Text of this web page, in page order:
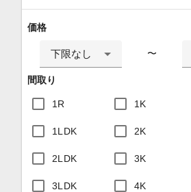
価格
下限なし 〜
間取り
1R 1K
1LDK 2K
2LDK 3K
3LDK 4K